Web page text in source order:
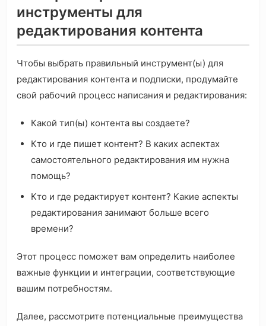
инструменты для
редактирования контента
Чтобы выбрать правильный инструмент(ы) для
редактирования контента и подписки, продумайте
свой рабочий процесс написания и редактирования:
Какой тип(ы) контента вы создаете?
Кто и где пишет контент? В каких аспектах
самостоятельного редактирования им нужна
помощь?
Кто и где редактирует контент? Какие аспекты
редактирования занимают больше всего
времени?
Этот процесс поможет вам определить наиболее
важные функции и интеграции, соответствующие
вашим потребностям.
Далее, рассмотрите потенциальные преимущества